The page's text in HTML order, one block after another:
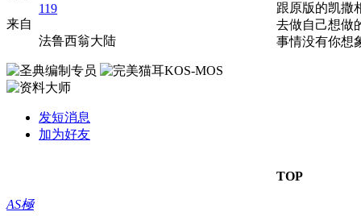
119
来自
法鲁西翁大陆
发短消息
加为好友
跟原版的凯撒
去做自己想做
事情没有你想
TOP
AS極